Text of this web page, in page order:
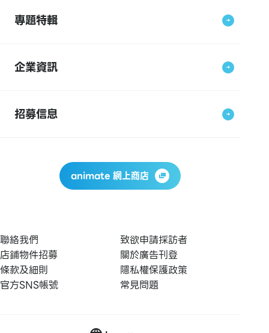
專題特輯
企業資訊
招募信息
animate 網上商店
聯絡我們
致欲申請採訪者
店鋪物件招募
關於廣告刊登
條款及細則
隱私權保護政策
官方SNS帳號
常見問題